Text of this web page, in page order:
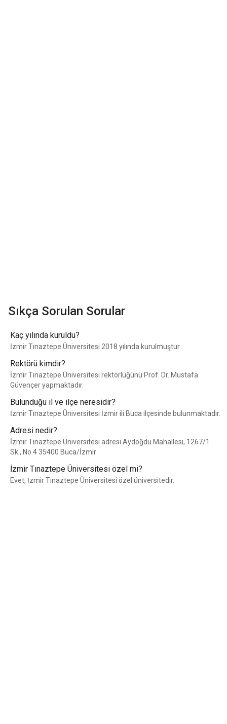
Sıkça Sorulan Sorular
Kaç yılında kuruldu?
İzmir Tınaztepe Üniversitesi 2018 yılında kurulmuştur.
Rektörü kimdir?
İzmir Tınaztepe Üniversitesi rektörlüğünü Prof. Dr. Mustafa
Güvençer yapmaktadır.
Bulunduğu il ve ilçe neresidir?
İzmir Tınaztepe Üniversitesi İzmir ili Buca ilçesinde bulunmaktadır.
Adresi nedir?
İzmir Tınaztepe Üniversitesi adresi Aydoğdu Mahallesi, 1267/1
Sk., No.4 35400 Buca/İzmir
İzmir Tınaztepe Üniversitesi özel mi?
Evet, İzmir Tınaztepe Üniversitesi özel üniversitedir.